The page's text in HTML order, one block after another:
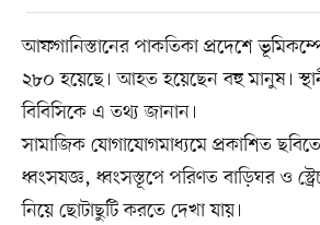
আফগানিস্তানের পাকতিকা প্রদেশে
২৮০ হয়েছে। আহত হয়েছেন বহু মানুষ।
বিবিসিকে এ তথ্য জানান।
সামাজিক যোগাযোগমাধ্যমে প্রকাশিত
ধ্বংসযজ্ঞ, ধ্বংসস্তূপে পরিণত বাড়িঘর ও
নিয়ে ছোটাছুটি করতে দেখা যায়।